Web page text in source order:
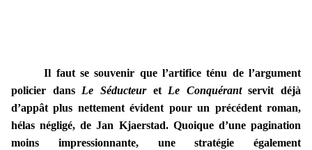
Il faut se souvenir que l’artifice ténu de l’argument
policier dans Le Séducteuret Le Conquérantservit déjà
d’appât plus nettement évident pour un précédent roman,
hélas négligé, de Jan Kjaerstad. Quoique d’une pagination
moins impressionnante, une stratégie également